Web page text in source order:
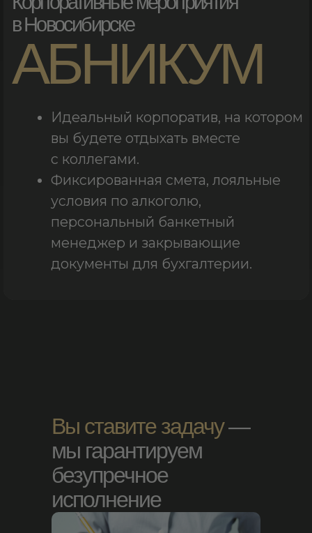
вы будете отдыхать вместе
с коллегами.
Фиксированная смета, лояльные
условия по алкоголю,
персональный банкетный
менеджер и закрывающие
Вы ставите задачу—
мы гарантируем
безупречное
исполнение